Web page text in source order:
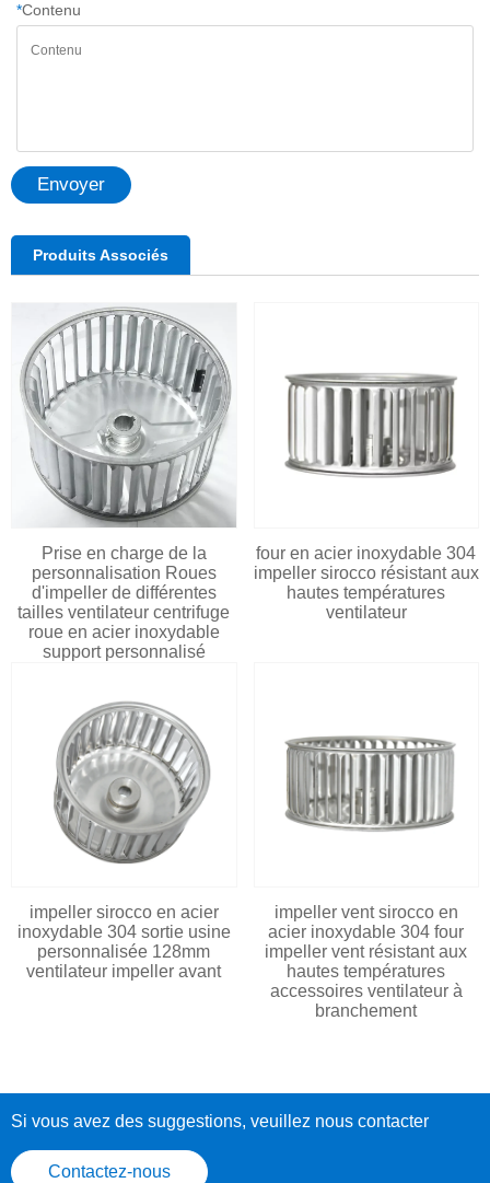
*Contenu
Envoyer
Produits Associés
Prise en charge de la
personnalisation Roues
d'impeller de différentes
tailles ventilateur centrifuge
roue en acier inoxydable
support personnalisé
four en acier inoxydable 304
impeller sirocco résistant aux
hautes températures
ventilateur
impeller sirocco en acier
inoxydable 304 sortie usine
personnalisée 128mm
ventilateur impeller avant
impeller vent sirocco en
acier inoxydable 304 four
impeller vent résistant aux
hautes températures
accessoires ventilateur à
branchement
Si vous avez des suggestions, veuillez nous contacter
Contactez-nous